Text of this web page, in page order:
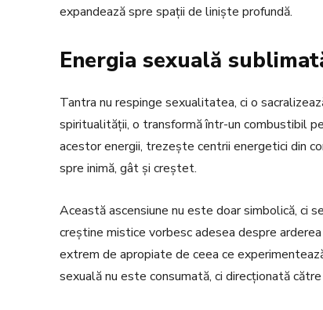
expandează spre spații de liniște profundă.
Energia sexuală
Tantra nu respinge sexualitatea, ci o
spiritualității, o transformă într-un combustibil
acestor energii, trezește centrii energetici din
spre inimă, gât și creștet.
Această ascensiune nu este doar simbolică, ci
creștine mistice vorbesc adesea despre
extrem de apropiate de ceea ce
sexuală nu este consumată, ci direcționată